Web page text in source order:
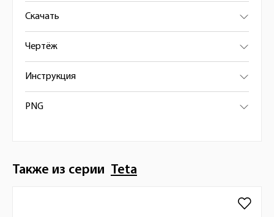
Скачать
Чертёж
Инструкция
PNG
Также из серии Teta